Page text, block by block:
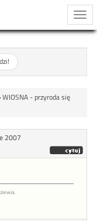
WIOSNA - przyroda się
2007